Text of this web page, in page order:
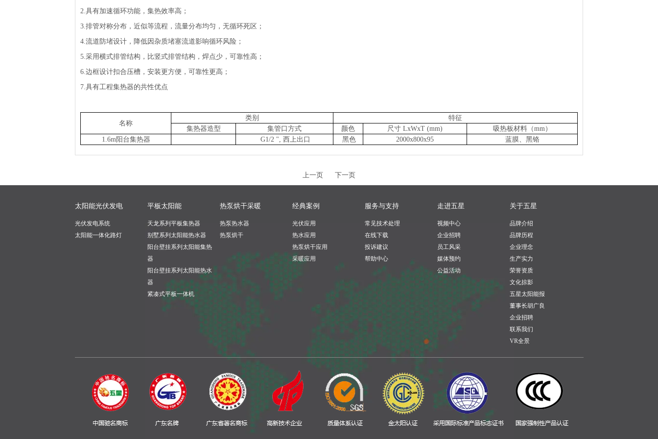
2.具有加速循环功能，集热效率高；
3.排管对称分布，近似等流程，流量分布均匀，无循环死区；
4.流道防堵设计，降低因杂质堵塞流道影响循环风险；
5.采用横式排管结构，比竖式排管结构，焊点少，可靠性高；
6.边框设计扣合压槽，安装更方便，可靠性更高；
7.具有工程集热器的共性优点
名称
类别
特征
集热器造型
集管口方式 颜色 尺寸 LxWxT (mm)
吸热板材料（mm）
1.6m阳台集热器
G1/2 ", 西上出口 黑色 2000x800x95 蓝膜、黑铬
上一页 下一页
太阳能光伏发电
光伏发电系统
太阳能一体化路灯
平板太阳能
天龙系列平板集热器
别墅系列太阳能热水器
阳台壁挂系列太阳能集热
器
阳台壁挂系列太阳能热水
器
紧凑式平板一体机
热泵烘干采暖
热泵热水器
热泵烘干
经典案例
光伏应用
热水应用
热泵烘干应用
采暖应用
服务与支持
常见技术处理
在线下载
投诉建议
帮助中心
走进五星
视频中心
企业招聘
员工风采
媒体预约
公益活动
关于五星
品牌介绍
品牌历程
企业理念
生产实力
荣誉资质
文化掠影
五星太阳能报
董事长胡广良
企业招聘
联系我们
VR全景